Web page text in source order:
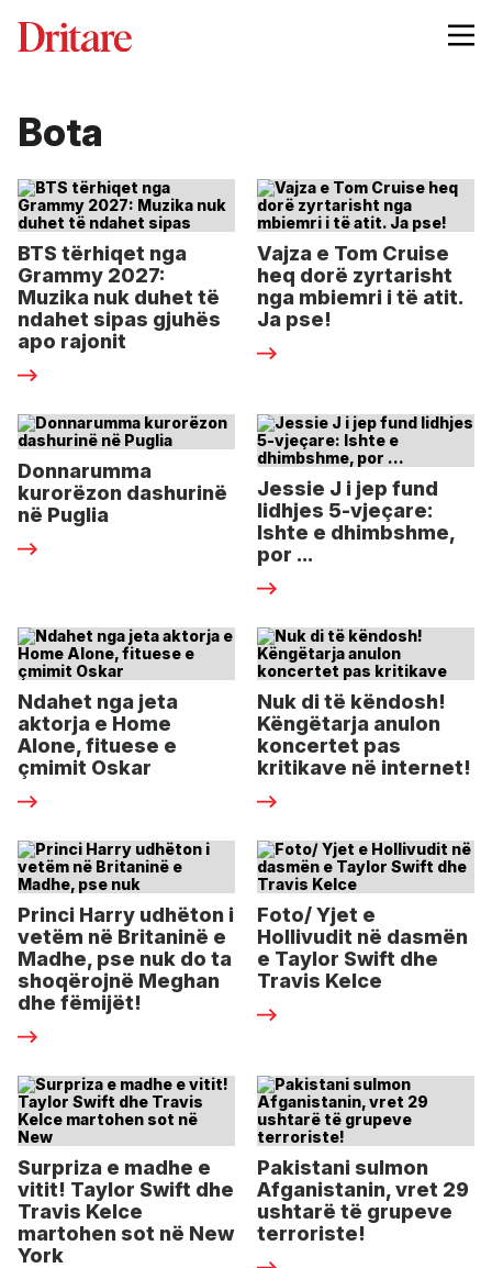
Bota
BTS tërhiqet nga
Grammy 2027:
Muzika nuk duhet të
ndahet sipas gjuhës
apo rajonit
Vajza e Tom Cruise
heq dorë zyrtarisht
nga mbiemri i të atit.
Ja pse!
Donnarumma
kurorëzon dashurinë
në Puglia
Jessie J i jep fund
lidhjes 5-vjeçare:
Ishte e dhimbshme,
por ...
Ndahet nga jeta
aktorja e Home
Alone, fituese e
çmimit Oskar
Nuk di të këndosh!
Këngëtarja anulon
koncertet pas
kritikave në internet!
Princi Harry udhëton i
vetëm në Britaninë e
Madhe, pse nuk do ta
shoqërojnë Meghan
dhe fëmijët!
Foto/ Yjet e
Hollivudit në dasmën
e Taylor Swift dhe
Travis Kelce
Surpriza e madhe e
vitit! Taylor Swift dhe
Travis Kelce
martohen sot në New
York
Pakistani sulmon
Afganistanin, vret 29
ushtarë të grupeve
terroriste!